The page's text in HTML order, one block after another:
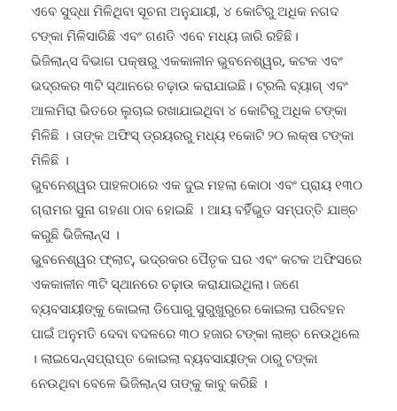
ଏବେ ସୁଦ୍ଧା ମିଳିଥିବା ସୂଚନା ଅନୁଯାୟୀ, ୪ କୋଟିରୁ ଅଧିକ ନଗଦ
ଟଙ୍କା ମିଳିସାରିଛି ଏବଂ ଗଣତି ଏବେ ମଧ୍ୟ ଜାରି ରହିଛି।
ଭିଜିଲାନ୍ସ ବିଭାଗ ପକ୍ଷରୁ ଏକକାଳୀନ ଭୁବନେଶ୍ୱର, କଟକ ଏବଂ
ଭଦ୍ରକର ୩ଟି ସ୍ଥାନରେ ଚଢ଼ାଉ କରାଯାଇଛି। ଟ୍ରଲି ବ୍ୟାଗ୍ ଏବଂ
ଆଲମିରା ଭିତରେ ଲୁଚାଇ ରଖାଯାଇଥିବା ୪ କୋଟିରୁ ଅଧିକ ଟଙ୍କା
ମିଳିଛି । ତାଙ୍କ ଅଫିସ୍ ଡ୍ରୟରରୁ ମଧ୍ୟ ୧କୋଟି ୨୦ ଲକ୍ଷ ଟଙ୍କା
ମିଳିଛି ।
ଭୁବନେଶ୍ୱର ପାହଳଠାରେ ଏକ ଦୁଇ ମହଲା କୋଠା ଏବଂ ପ୍ରାୟ ୧୩୦
ଗ୍ରାମର ସୁନା ଗହଣା ଠାବ ହୋଇଛି । ଆୟ ବର୍ହିଭୁତ ସମ୍ପତ୍ତି ଯାଞ୍ଚ
କରୁଛି ଭିଜିଲାନ୍ସ ।
ଭୁବନେଶ୍ୱର ଫ୍ଲାଟ୍, ଭଦ୍ରକର ପୈତୃକ ଘର ଏବଂ କଟକ ଅଫିସରେ
ଏକକାଳୀନ ୩ଟି ସ୍ଥାନରେ ଚଢ଼ାଉ କରାଯାଇଥିଲା। ଜଣେ
ବ୍ୟବସାୟୀଙ୍କୁ କୋଇଲା ଡିପୋରୁ ସୁରୁଖୁରୁରେ କୋଇଲା ପରିବହନ
ପାଇଁ ଅନୁମତି ଦେବା ବଦଳରେ ୩୦ ହଜାର ଟଙ୍କା ଲାଞ୍ଚ ନେଉଥିଲେ
। ଲାଇସେନ୍ସପ୍ରାପ୍ତ କୋଇଲା ବ୍ୟବସାୟୀଙ୍କ ଠାରୁ ଟଙ୍କା
ନେଉଥିବା ବେଳେ ଭିଜିଲାନ୍ସ ତାଙ୍କୁ କାବୁ କରିଛି ।